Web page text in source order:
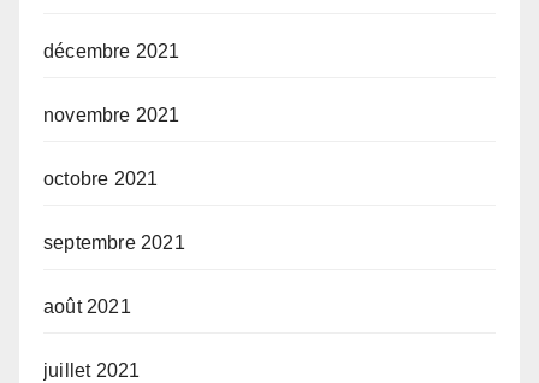
décembre 2021
novembre 2021
octobre 2021
septembre 2021
août 2021
juillet 2021